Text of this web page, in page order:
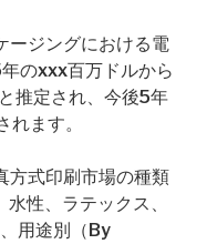
ージングにおける電
のxxx百万ドルから
推定され、今後5年
ます。
方式印刷市場の種類
性、ラテックス、
用途別（By